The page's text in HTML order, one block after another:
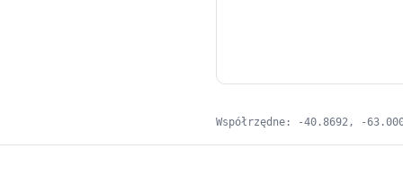
Współrzędne: -40.8692, -